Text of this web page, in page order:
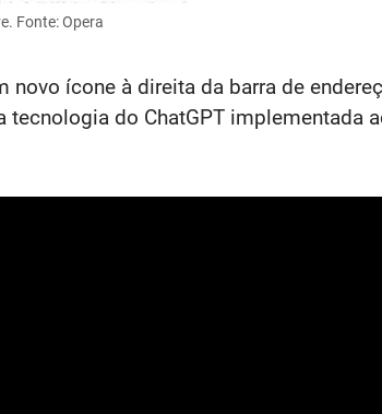
Fonte: Opera
novo ícone à direita da barra de
do ChatGPT implementada